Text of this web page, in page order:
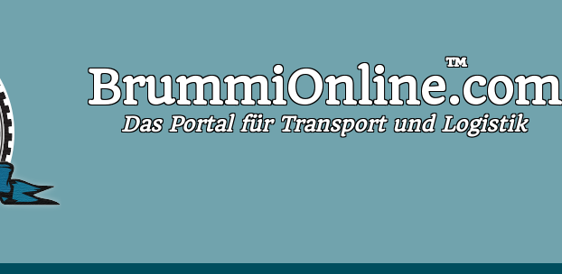
BrummiOnline™
.com
Das Portal für Transport und Logistik